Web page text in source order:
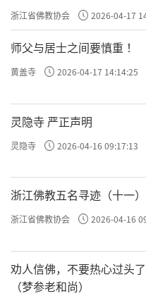
浙江省佛教协会 2026-04-17
师父与居士之间要慎重 ！
黄盖寺 2026-04-17 14:14:25
灵隐寺 严正声明
灵隐寺 2026-04-16 09:17:13
浙江佛教五名寻迹（十一
浙江省佛教协会 2026-04-16
劝人信佛，不要热心过头
（梦参老和尚）